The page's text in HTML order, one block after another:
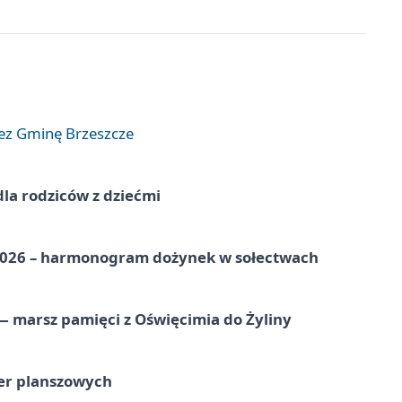
Gminę Brzeszcze
rodziców z dziećmi
– harmonogram dożynek w sołectwach
pamięci z Oświęcimia do Żyliny
planszowych